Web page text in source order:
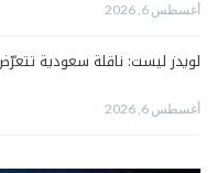
أغسطس 6, 2026
لويدز ليست: ناقلة سعودية
أغسطس 6, 2026